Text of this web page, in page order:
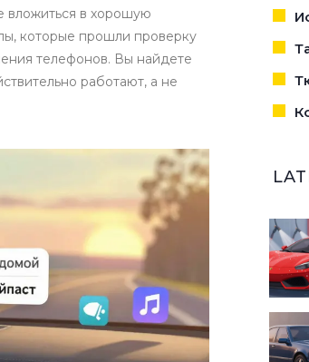
вложиться в хорошую
которые прошли проверку
телефонов. Вы найдете
работают, а не